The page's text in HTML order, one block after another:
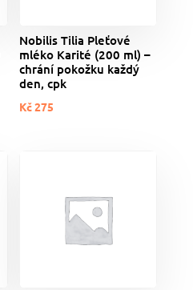
Nobilis Tilia Pleťové
mléko Karité (200 ml) –
chrání pokožku každý
den, cpk
Kč275